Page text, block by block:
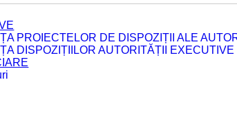
PROIECTELOR DE DISPOZIȚII ALE
DISPOZIȚIILOR AUTORITĂȚII EXECUTIVE